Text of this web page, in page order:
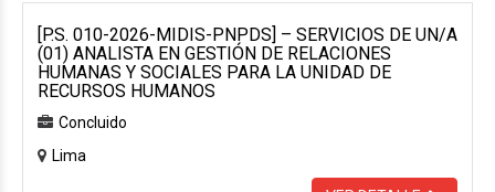
[P.S. 010-2026-MIDIS-PNPDS] – SERVICIOS DE UN/A
(01) ANALISTA EN GESTIÓN DE RELACIONES
HUMANAS Y SOCIALES PARA LA UNIDAD DE
RECURSOS HUMANOS
Concluido
Lima